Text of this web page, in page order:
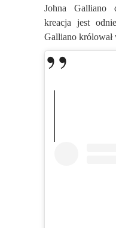
Johna Galliano
kreacja jest
Galliano